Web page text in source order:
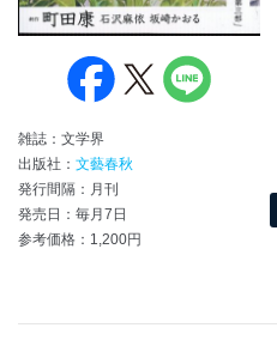
雑誌：文学界
出版社： 文藝春秋
発行間隔：月刊
発売日：毎月7日
参考価格：1,200円